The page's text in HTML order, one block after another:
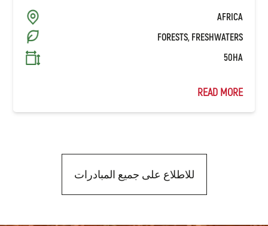
AFRICA
FORESTS, FRESHWATERS
50HA
READ MORE
للاطلاع على جميع المبادرات